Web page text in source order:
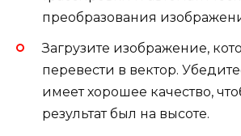
преобразования
Загрузите изображение,
перевести в вектор.
имеет хорошее качество,
результат был на высоте.